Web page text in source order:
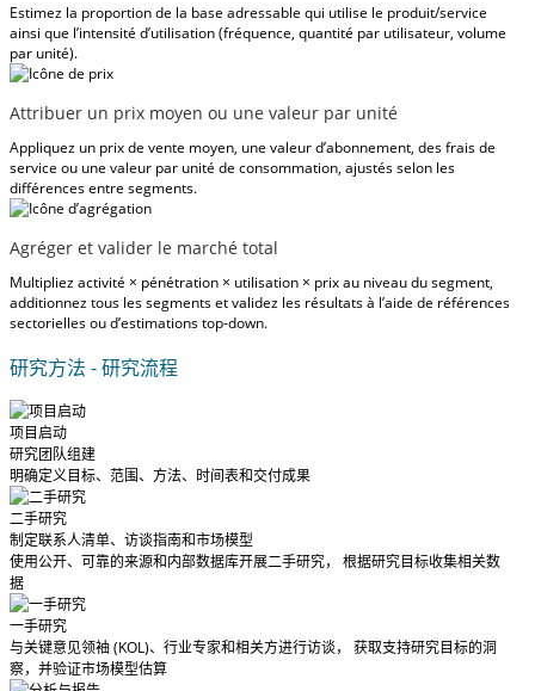
Estimez la proportion de la base adressable qui utilise le produit/service
ainsi que l’intensité d’utilisation (fréquence, quantité par utilisateur, volume
par unité).
Attribuer un prix moyen ou une valeur par unité
Appliquez un prix de vente moyen, une valeur d’abonnement, des frais de
service ou une valeur par unité de consommation, ajustés selon les
différences entre segments.
Agréger et valider le marché total
Multipliez activité × pénétration × utilisation × prix au niveau du segment,
additionnez tous les segments et validez les résultats à l’aide de références
sectorielles ou d’estimations top-down.
研究方法 - 研究流程
项目启动
研究团队组建
明确定义目标、范围、方法、时间表和交付成果
二手研究
制定联系人清单、访谈指南和市场模型
使用公开、可靠的来源和内部数据库开展二手研究， 根据研究目标收集相关数
据
一手研究
与关键意见领袖 (KOL)、行业专家和相关方进行访谈， 获取支持研究目标的洞
察，并验证市场模型估算